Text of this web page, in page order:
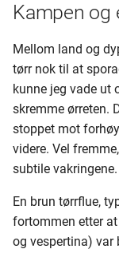
Kampen og
Mellom land og
tørr nok til at
kunne jeg vade ut
skremme ørreten.
stoppet mot
videre. Vel
subtile vakringene.
En brun tørrflue,
fortommen etter
og vespertina) var